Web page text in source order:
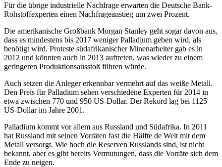
Für die übrige industrielle Nachfrage erwarten die Deutsche Bank-
Rohstoffexperten einen Nachfrageanstieg um zwei Prozent.
Die amerikanische Großbank Morgan Stanley geht sogar davon aus,
dass es mindestens bis 2017 weniger Palladium geben wird, als
benötigt wird. Proteste südafrikanischer Minenarbeiter gab es in
2012 und könnten auch in 2013 auftreten, was wieder zu einem
geringeren Produktionsausstoß führen würde.
Auch setzen die Anleger erkennbar vermehrt auf das weiße Metall.
Den Preis für Palladium sehen verschiedene Experten für 2014 in
etwa zwischen 770 und 950 US-Dollar. Der Rekord lag bei 1125
US-Dollar im Jahre 2001.
Palladium kommt vor allem aus Russland und Südafrika. In 2011
hat Russland mit seinen Vorräten fast die Hälfte de Welt mit dem
Metall versorgt. Wie hoch die Reserven Russlands sind, ist nicht
bekannt, aber es gibt bereits Vermutungen, dass die Vorräte sich dem
Ende zu neigen.